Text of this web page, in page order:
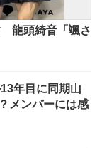
龍頭綺音「颯さ
年目に同期山
メンバーには感